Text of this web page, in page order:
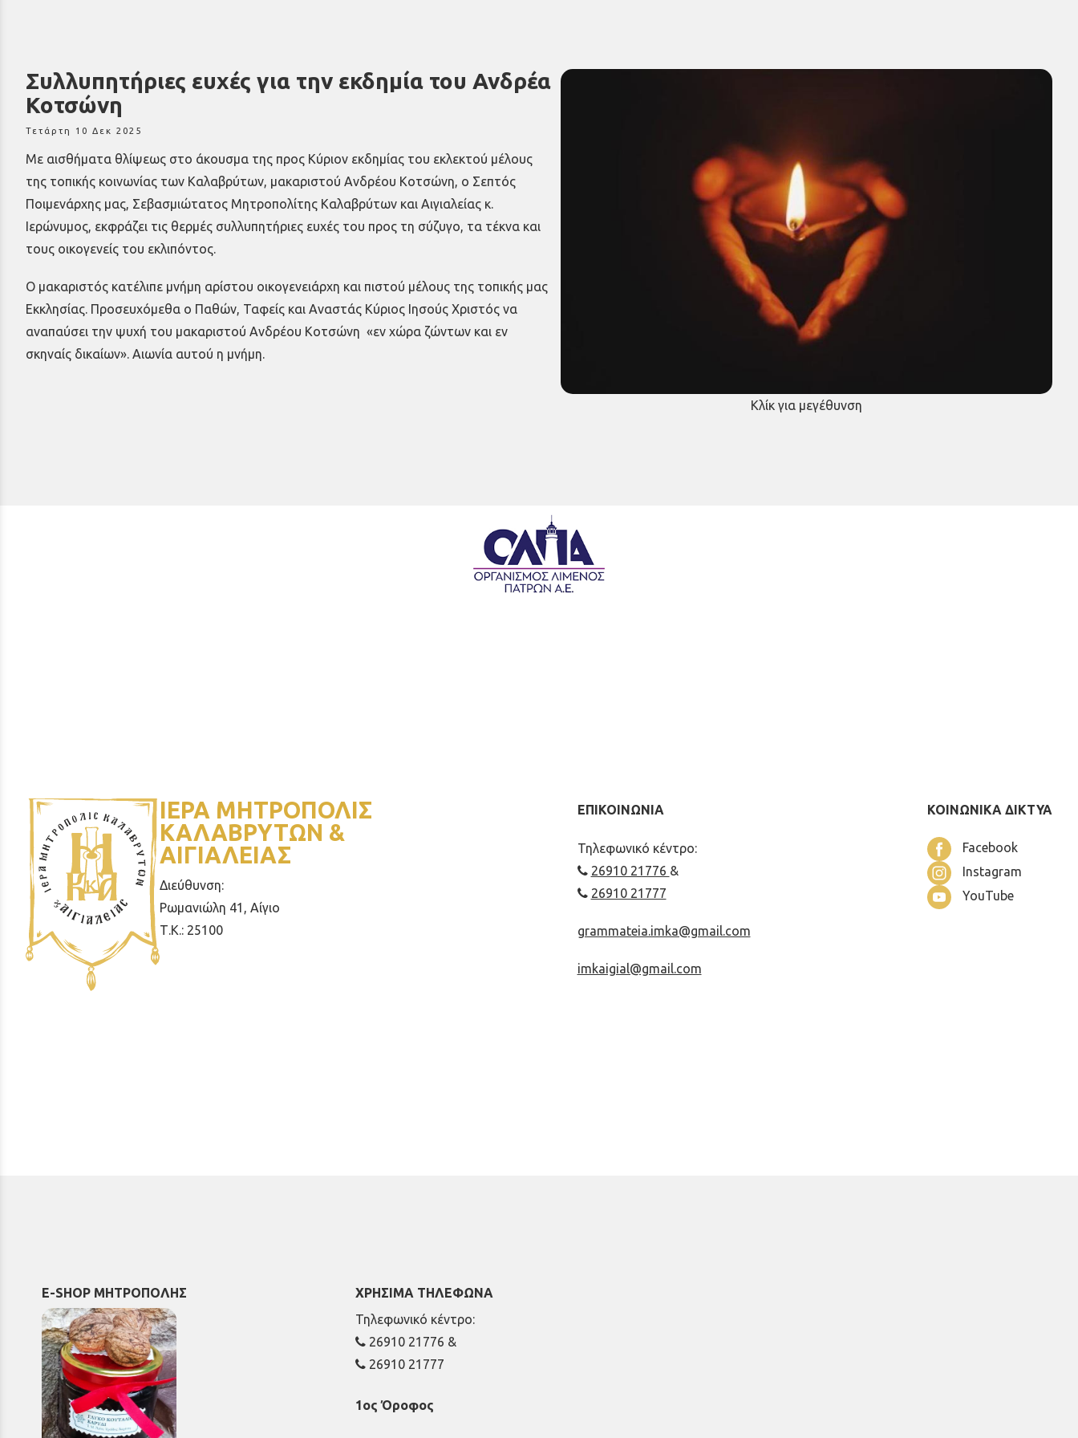
Κλίκ για μεγέθυνση
Συλλυπητήριες ευχές για την εκδημία του Ανδρέα
Κοτσώνη
Τετάρτη 10 Δεκ 2025
Με αισθήματα θλίψεως στο άκουσμα της προς Κύριον εκδημίας του εκλεκτού μέλους
της τοπικής κοινωνίας των Καλαβρύτων, μακαριστού Ανδρέου Κοτσώνη, ο Σεπτός
Ποιμενάρχης μας, Σεβασμιώτατος Μητροπολίτης Καλαβρύτων και Αιγιαλείας κ.
Ιερώνυμος, εκφράζει τις θερμές συλλυπητήριες ευχές του προς τη σύζυγο, τα τέκνα και
τους οικογενείς του εκλιπόντος.
Ο μακαριστός κατέλιπε μνήμη αρίστου οικογενειάρχη και πιστού μέλους της τοπικής μας
Εκκλησίας. Προσευχόμεθα ο Παθών, Ταφείς και Αναστάς Κύριος Ιησούς Χριστός να
αναπαύσει την ψυχή του μακαριστού Ανδρέου Κοτσώνη «εν χώρα ζώντων και εν
σκηναίς δικαίων». Αιωνία αυτού η μνήμη.
ΙΕΡΑ ΜΗΤΡΟΠΟΛΙΣ
ΚΑΛΑΒΡΥΤΩΝ &
ΑΙΓΙΑΛΕΙΑΣ
Διεύθυνση:
Ρωμανιώλη 41, Αίγιο
Τ.Κ.: 25100
ΕΠΙΚΟΙΝΩΝΙΑ
Τηλεφωνικό κέντρο:
26910 21776 &
26910 21777
grammateia.imka@gmail.com
imkaigial@gmail.com
ΚΟΙΝΩΝΙΚΑ ΔΙΚΤΥΑ
Facebook
Instagram
YouTube
E-SHOP ΜΗΤΡΟΠΟΛΗΣ
ΧΡΗΣΙΜΑ ΤΗΛΕΦΩΝΑ
Τηλεφωνικό κέντρο:
26910 21776 &
26910 21777
1ος Όροφος